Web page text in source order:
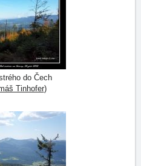
do Čech
Tinhofer)